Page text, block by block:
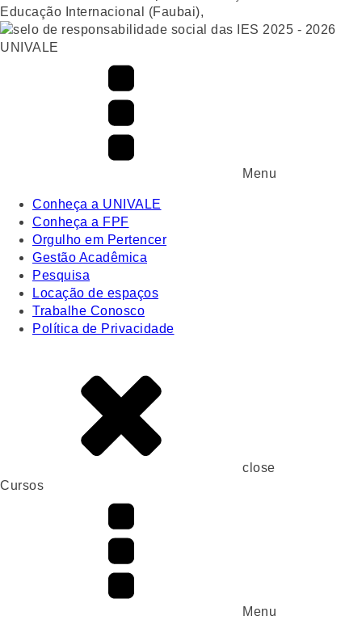
UNIVALE
Menu
Conheça a UNIVALE
Conheça a FPF
Orgulho em Pertencer
Gestão Acadêmica
Pesquisa
Locação de espaços
Trabalhe Conosco
Política de Privacidade
close
Cursos
Menu